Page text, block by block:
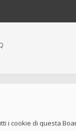
i cookie di questa